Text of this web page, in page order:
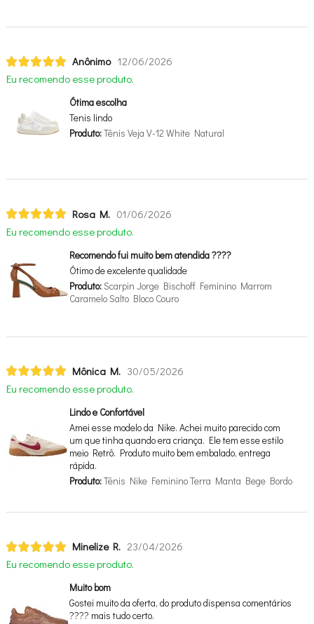
Anônimo 12/06/2026
Eu recomendo esse produto.
Ótima escolha
Tenis lindo
Produto:Tênis Veja V-12 White Natural
Rosa M. 01/06/2026
Eu recomendo esse produto.
Recomendo fui muito bem atendida ????
Ótimo de excelente qualidade
Produto:Scarpin Jorge Bischoff Feminino Marrom
Caramelo Salto Bloco Couro
Mônica M. 30/05/2026
Eu recomendo esse produto.
Lindo e Confortável
Amei esse modelo da Nike. Achei muito parecido com
um que tinha quando era criança. Ele tem esse estilo
meio Retrô. Produto muito bem embalado, entrega
rápida.
Produto:Tênis Nike Feminino Terra Manta Bege Bordo
Minelize R. 23/04/2026
Eu recomendo esse produto.
Muito bom
Gostei muito da oferta, do produto dispensa comentários
???? mais tudo certo.